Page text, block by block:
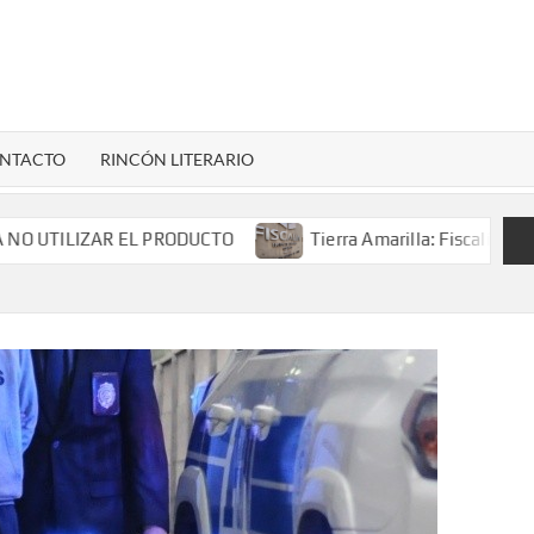
RINCÓN LITERARIO
EL PRODUCTO Tierra Amarilla: Fiscalía